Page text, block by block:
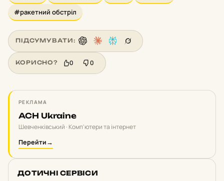
#ракетний обстріл
ПІДСУМУВАТИ:
КОРИСНО? 0 0
РЕКЛАМА
ACH Ukraine
Шевченківський · Комп'ютери та інтернет
Перейти→
ДОТИЧНІ СЕРВІСИ